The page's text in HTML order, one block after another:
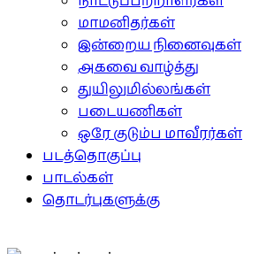
மாமனிதர்கள்
இன்றைய நினைவுகள்
அகவை வாழ்த்து
துயிலுமில்லங்கள்
படையணிகள்
ஒரே குடும்ப மாவீரர்கள்
படத்தொகுப்பு
பாடல்கள்
தொடர்புகளுக்கு